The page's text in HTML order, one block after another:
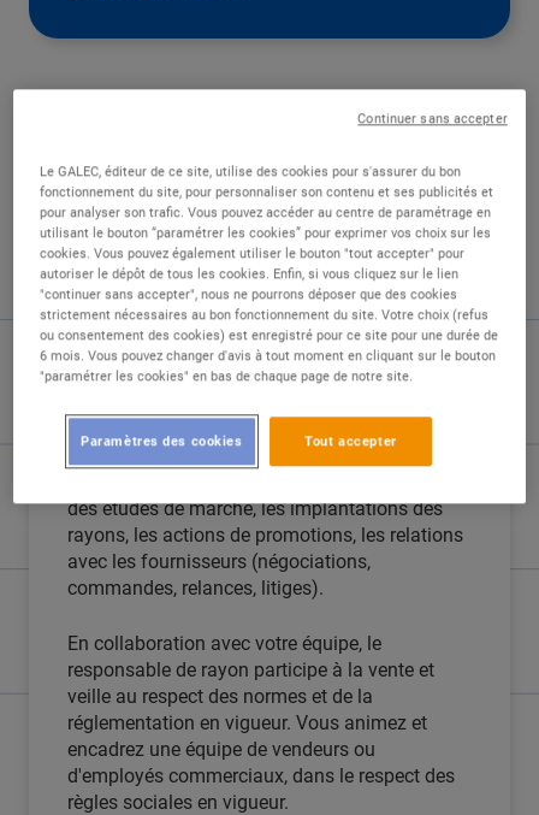
Votre hypermarché de Montévrain recherche un
chef de rayon frais libre service.
Vous gérez le compte d'exploitation de vos
rayons et en garantissez les résultats en terme
de Chiffre d'Affaires, de marge, de gestion des
pertes, de frais de personnel, d'achats et de
Dans le respect de la politique commerciale et
des études de marché, les implantations des
rayons, les actions de promotions, les relations
avec les fournisseurs (négociations,
commandes, relances, litiges).
En collaboration avec votre équipe, le
responsable de rayon participe à la vente et
veille au respect des normes et de la
réglementation en vigueur. Vous animez et
encadrez une équipe de vendeurs ou
d'employés commerciaux, dans le respect des
règles sociales en vigueur.
Le GALEC, éditeur de ce site, utilise des cookies pour s'assurer du bon
fonctionnement du site, pour personnaliser son contenu et ses publicités et
pour analyser son trafic. Vous pouvez accéder au centre de paramétrage en
utilisant le bouton “paramétrer les cookies” pour exprimer vos choix sur les
cookies. Vous pouvez également utiliser le bouton "tout accepter" pour
autoriser le dépôt de tous les cookies. Enfin, si vous cliquez sur le lien
"continuer sans accepter", nous ne pourrons déposer que des cookies
strictement nécessaires au bon fonctionnement du site. Votre choix (refus
ou consentement des cookies) est enregistré pour ce site pour une durée de
6 mois. Vous pouvez changer d'avis à tout moment en cliquant sur le bouton
"paramétrer les cookies" en bas de chaque page de notre site.
Tout accepter
Paramètres des cookies
Continuer sans accepter